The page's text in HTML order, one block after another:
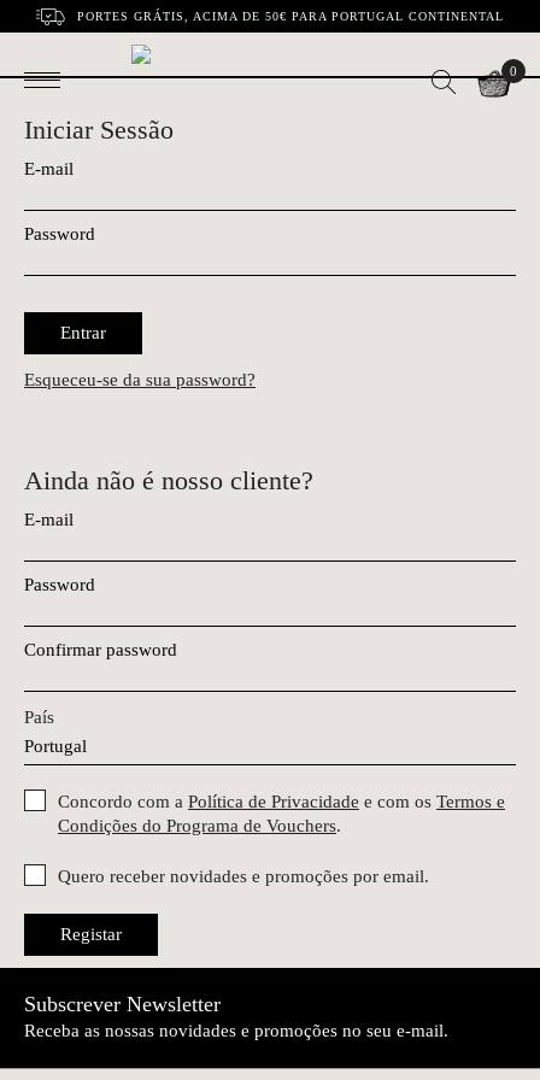
PORTES GRÁTIS, ACIMA DE 50€ PARA PORTUGAL CONTINENTAL
0
Iniciar Sessão
E-mail
Password
Entrar
Esqueceu-se da sua password?
Ainda não é nosso cliente?
E-mail
Password
Confirmar password
País
Concordo com a Política de Privacidade e com os Termos e
Condições do Programa de Vouchers.
Quero receber novidades e promoções por email.
Registar
Subscrever Newsletter
Receba as nossas novidades e promoções no seu e-mail.